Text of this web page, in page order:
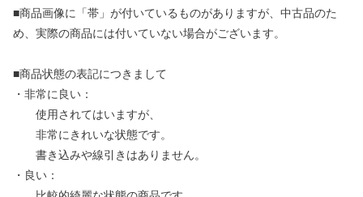
■商品画像に「帯」が付いているものがありますが、中古品のた
め、実際の商品には付いていない場合がございます。
■商品状態の表記につきまして
・非常に良い：
使用されてはいますが、
非常にきれいな状態です。
書き込みや線引きはありません。
・良い：